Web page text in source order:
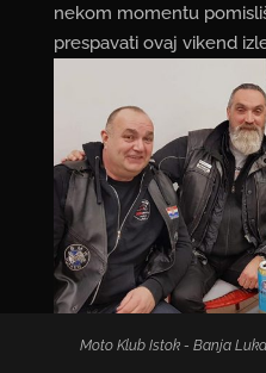
nekom momentu
prespavati ovaj vikend
Moto Klub Istok - Banja